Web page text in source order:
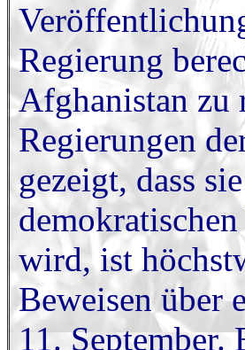
Regierung
Afghanistan zu
Regierungen
gezeigt, dass
wird, ist
Beweisen über
11.